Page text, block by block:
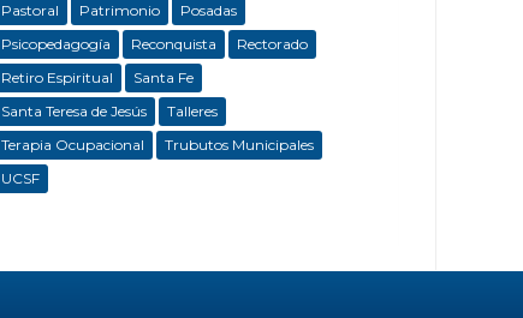
Pastoral
Patrimonio
Posadas
Psicopedagogía
Reconquista
Rectorado
Retiro Espiritual
Santa Fe
Santa Teresa de Jesús
Talleres
Terapia Ocupacional
Trubutos Municipales
UCSF